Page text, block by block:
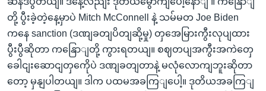
တို့ ပွီးခဲ့တဲ့နေ့မှာပဲ Mitch McConnell နဲ့ သမ်မတ Joe Biden
ကနေ sanction (ဒဏျခတျပိတျဆို့မှု) တှအေမြားကွီးလုပျထား
ပွီးပွီဆိုတာ ကနြောျတို့ ကွားရတယျ။ စဈတပျအကွီးအကဲတှေ
ခေါငျးဆောငျတှကေိုပဲ ဒဏျခတျတာနဲ့ မလုံလောကျဘူးဆိုတာ
တော့ မှနျပါတယျ။ ဒါက ပထမအခကြျပေါ့။ ဒုတိယအခကြျ